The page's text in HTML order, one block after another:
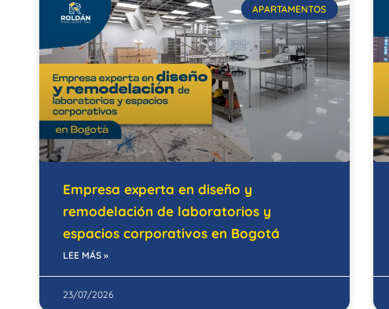
APARTAMENTOS
Empresa experta en diseño y
remodelación de laboratorios y
espacios corporativos en Bogotá
LEE MÁS »
23/07/2026